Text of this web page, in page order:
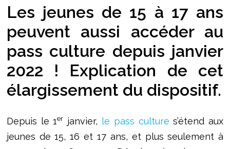
Les jeunes de 15 à 17 ans
peuvent aussi accéder au
pass culture depuis janvier
2022 ! Explication de cet
élargissement du dispositif.
Depuis le 1er janvier, le pass culture s’étend aux
jeunes de 15, 16 et 17 ans, et plus seulement à